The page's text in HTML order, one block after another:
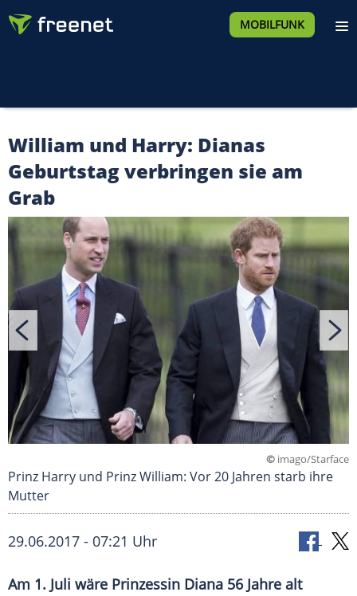
MOBILFUNK
William und Harry: Dianas
Geburtstag verbringen sie am
Grab
© imago/Starface
Prinz Harry und Prinz William: Vor 20 Jahren starb ihre
Mutter
29.06.2017 - 07:21 Uhr
Am 1. Juli wäre Prinzessin Diana 56 Jahre alt